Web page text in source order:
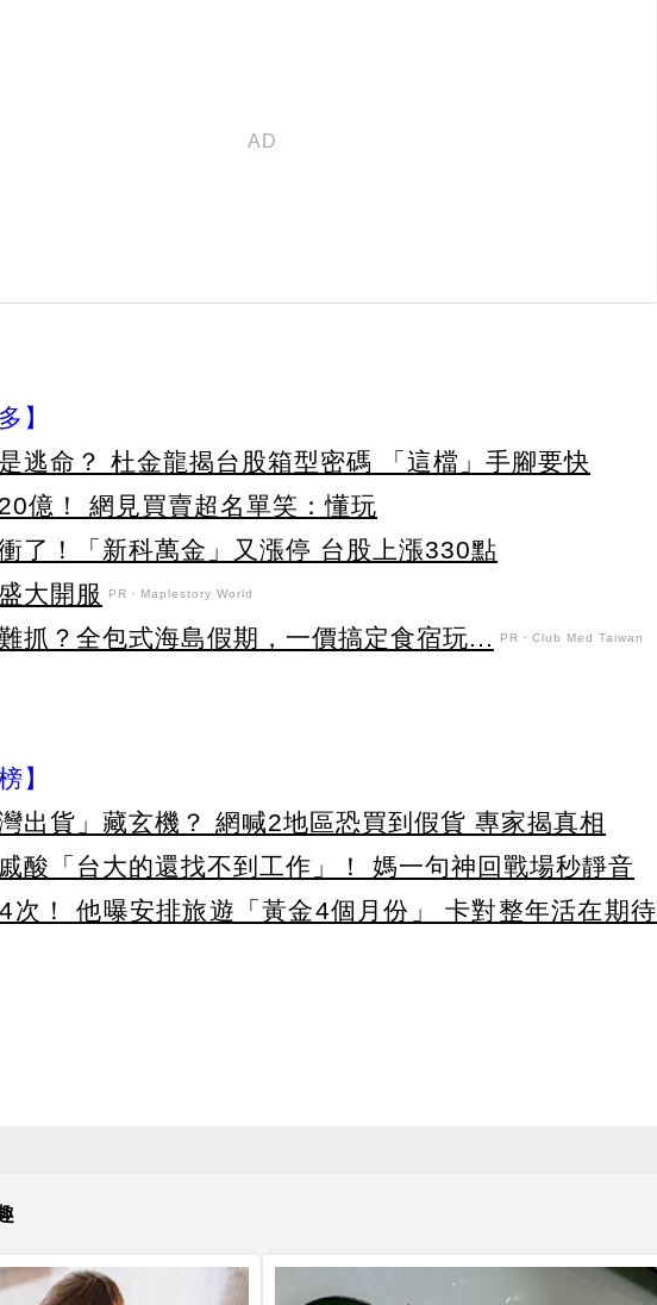
】
逃命？ 杜金龍揭台股箱型密碼 「這檔」手腳要快
億！ 網見買賣超名單笑：懂玩
了！「新科萬金」又漲停 台股上漲330點
大開服
PR・Maplestory World
抓？全包式海島假期，一價搞定食宿玩... PR・Club Med Taiwan
】
出貨」藏玄機？ 網喊2地區恐買到假貨 專家揭真相
酸「台大的還找不到工作」！ 媽一句神回戰場秒靜音
次！ 他曝安排旅遊「黃金4個月份」 卡對整年活在期待